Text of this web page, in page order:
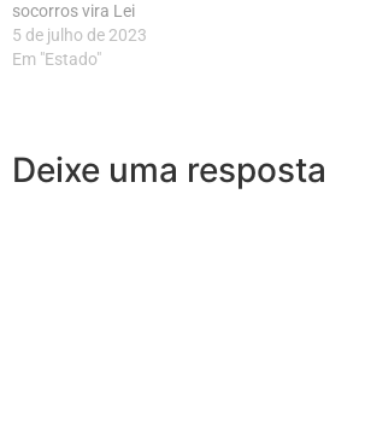
socorros vira Lei
5 de julho de 2023
Em "Estado"
Deixe uma resposta